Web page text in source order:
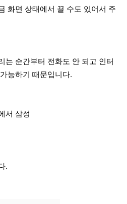
화면 상태에서 끌 수도 있어서 주
는 순간부터 전화도 안 되고 인터
능하기 때문입니다.
서 삼성
.